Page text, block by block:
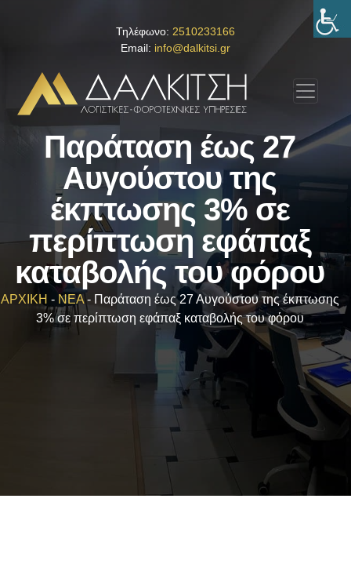
Τηλέφωνο: 2510233166
Email: info@dalkitsi.gr
Παράταση έως 27
Αυγούστου της
έκπτωσης 3% σε
περίπτωση εφάπαξ
καταβολής του φόρου
ΑΡΧΙΚΗ - ΝΕΑ- Παράταση έως 27 Αυγούστου της έκπτωσης
3% σε περίπτωση εφάπαξ καταβολής του φόρου